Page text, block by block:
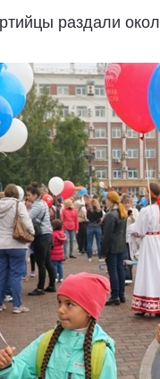
раздали